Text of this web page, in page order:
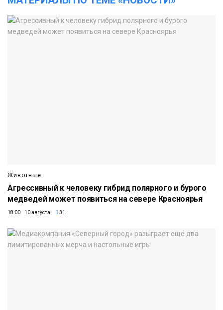
Животные
Агрессивный к человеку гибрид полярного и бурого
медведей может появиться на севере Красноярья
18:00 10 августа 31